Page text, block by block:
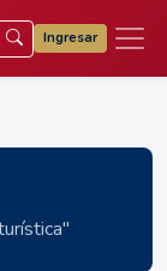
Ingresar